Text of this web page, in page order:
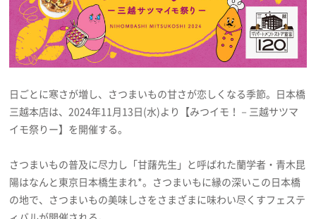
Emoメン
ランキング
Emo!miuとは？
免責事項
プライバシーポリシー
日ごとに寒さが増し、さつまいもの甘さが恋しくなる季節。日本橋
三越本店は、2024年11月13日(水)より【みつイモ！－三越サツマ
イモ祭りー】を開催する。
さつまいもの普及に尽力し「甘藷先生」と呼ばれた蘭学者・青木昆
陽はなんと東京日本橋生まれ*。さつまいもに縁の深いこの日本橋
の地で、さつまいもの美味しさをさまざまに味わい尽くすフェステ